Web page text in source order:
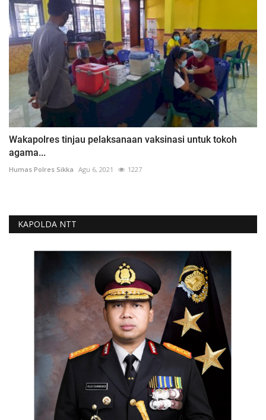
Wakapolres tinjau pelaksanaan vaksinasi untuk tokoh
agama...
Humas Polres Sikka Agu 6, 2021 1227
KAPOLDA NTT